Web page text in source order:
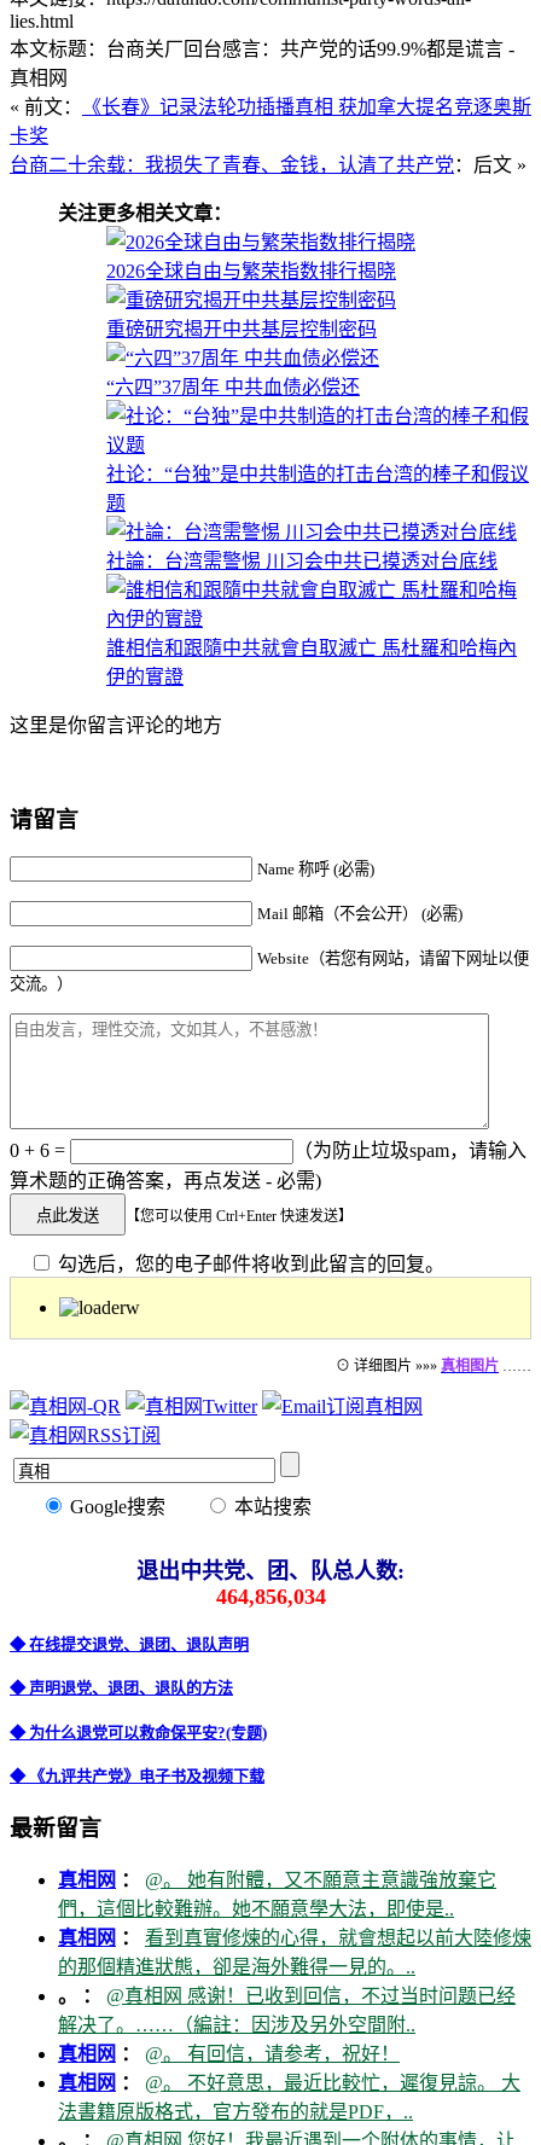
lies.html
本文标题：台商关厂回台感言：共产党的话99.9%都是谎言 -
真相网
« 前文：
《长春》记录法轮功插播真相 获加拿大提名竞逐奥斯
卡奖
台商二十余载：我损失了青春、金钱，认清了共产党 ：后文 »
关注更多相关文章：
2026全球自由与繁荣指数排行揭晓
重磅研究揭开中共基层控制密码
“六四”37周年 中共血债必偿还
社论：“台独”是中共制造的打击台湾的棒子和假议
题
社論：台湾需警惕 川习会中共已摸透对台底线
誰相信和跟隨中共就會自取滅亡 馬杜羅和哈梅內
伊的實證
这里是你留言评论的地方
请留言
Name 称呼 (必需)
Mail 邮箱（不会公开） (必需)
Website（若您有网站，请留下网址以便
交流。）
0 + 6 =
（为防止垃圾spam，请输入
算术题的正确答案，再点发送 - 必需)
【您可以使用 Ctrl+Enter 快速发送】
勾选后，您的电子邮件将收到此留言的回复。
⊙ 详细图片 »»» 真相图片 ……
Google搜索 本站搜索
退出中共党、团、队总人数:
464,856,034
◆ 在线提交退党、退团、退队声明
◆ 声明退党、退团、退队的方法
◆ 为什么退党可以救命保平安?(专题)
◆ 《九评共产党》电子书及视频下载
最新留言
真相网 ： @。 她有附體，又不願意主意識強放棄它
們，這個比較難辦。她不願意學大法，即使是..
真相网 ： 看到真實修煉的心得，就會想起以前大陸修煉
的那個精進狀態，卻是海外難得一見的。..
。 ： @真相网 感谢！已收到回信，不过当时问题已经
解决了。……（編註：因涉及另外空間附..
真相网 ： @。 有回信，请参考，祝好！
真相网 ： @。 不好意思，最近比較忙，遲復見諒。 大
法書籍原版格式，官方發布的就是PDF，..